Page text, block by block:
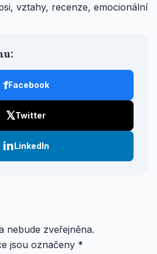
vztahy, recenze, emocionální
fFacebook
𝕏Twitter
inLinkedIn
nebude zveřejněna.
jsou označeny *